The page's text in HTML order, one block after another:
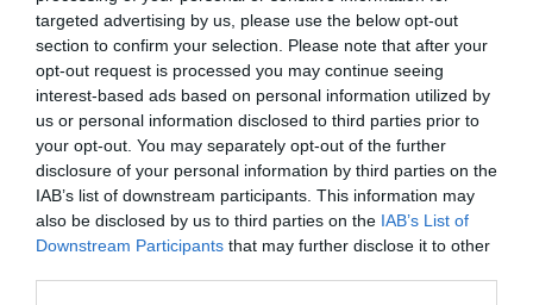
targeted advertising by us, please use the below opt-out
section to confirm your selection. Please note that after your
opt-out request is processed you may continue seeing
interest-based ads based on personal information utilized by
us or personal information disclosed to third parties prior to
your opt-out. You may separately opt-out of the further
disclosure of your personal information by third parties on the
IAB’s list of downstream participants. This information may
also be disclosed by us to third parties on the IAB’s List of
Downstream Participants that may further disclose it to other
Rotaria, una piattaforma
enoculturale nel cuore del
Roero
MAR 25 NOVEMBRE 2025
Un nuovo Cda per Demeter
con la riconferma del